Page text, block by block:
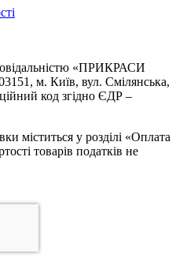
«ПРИКРАСИ
м. Київ, вул. Смілянська,
код згідно ЄДР –
міститься у розділі «Оплата
товарів податків не